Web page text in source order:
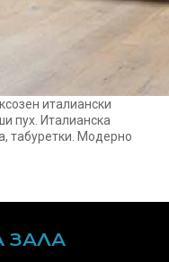
италиански
пух. Италианска
табуретки. Модерно
ЗАЛА